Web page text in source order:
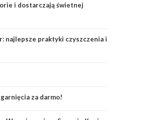
i dostarczają świetnej
najlepsze praktyki czyszczenia i
za darmo!